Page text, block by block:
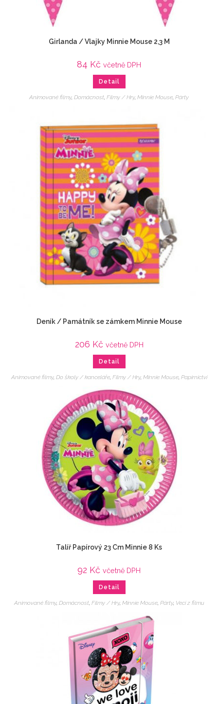
Girlanda / Vlajky Minnie Mouse 2,3 M
84 Kč včetně DPH
Detail
Animované filmy, Domácnost Filmy / Hry, Minnie Mouse Párty
Deník / Památník se zámkem Minnie Mouse
206 Kč včetně DPH
Detail
Animované filmy, Do školy / kanceláře, Filmy / Hry, Minnie Mouse, Papírnictví
Talíř Papírový 23 Cm Minnie 8 Ks
92 Kč včetně DPH
Detail
Animované filmy, Domácnost, Filmy / Hry, Minnie Mouse, Párty, Veci z filmu